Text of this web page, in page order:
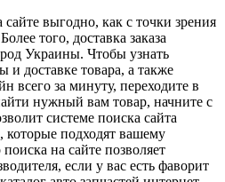
выгодно, как с точки зрения
того, доставка заказа
Украины. Чтобы узнать
и доставке товара, а также
всего за минуту, переходите в
нужный вам товар, начните с
системе поиска сайта
которые подходят вашему
на сайте позволяет
если у вас есть фаворит